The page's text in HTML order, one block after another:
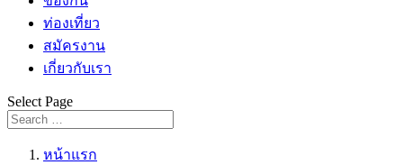
ท่องเที่ยว
สมัครงาน
เกี่ยวกับเรา
Select Page
หน้าแรก